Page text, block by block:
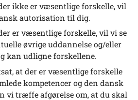
ikke er væsentlige forskelle, vil
autorisation til dig.
er væsentlige forskelle, vil vi se
øvrige uddannelse og/eller
kan udligne forskellene.
at der er væsentlige forskelle
kompetencer og den dansk
vi træffe afgørelse om, at du skal